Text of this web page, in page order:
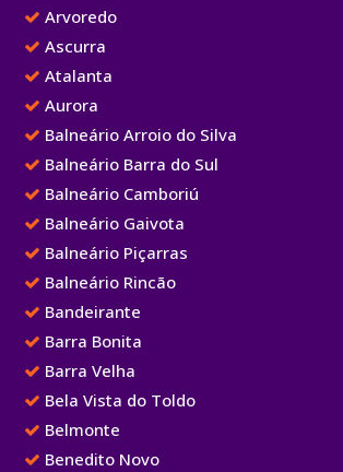
Arvoredo
Ascurra
Atalanta
Aurora
Balneário Arroio do Silva
Balneário Barra do Sul
Balneário Camboriú
Balneário Gaivota
Balneário Piçarras
Balneário Rincão
Bandeirante
Barra Bonita
Barra Velha
Bela Vista do Toldo
Belmonte
Benedito Novo